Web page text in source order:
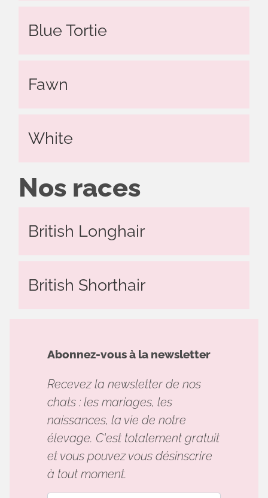
Blue Tortie
Fawn
White
Nos races
British Longhair
British Shorthair
Abonnez-vous à la newsletter
Recevez la newsletter de nos
chats : les mariages, les
naissances, la vie de notre
élevage. C'est totalement gratuit
et vous pouvez vous désinscrire
à tout moment.